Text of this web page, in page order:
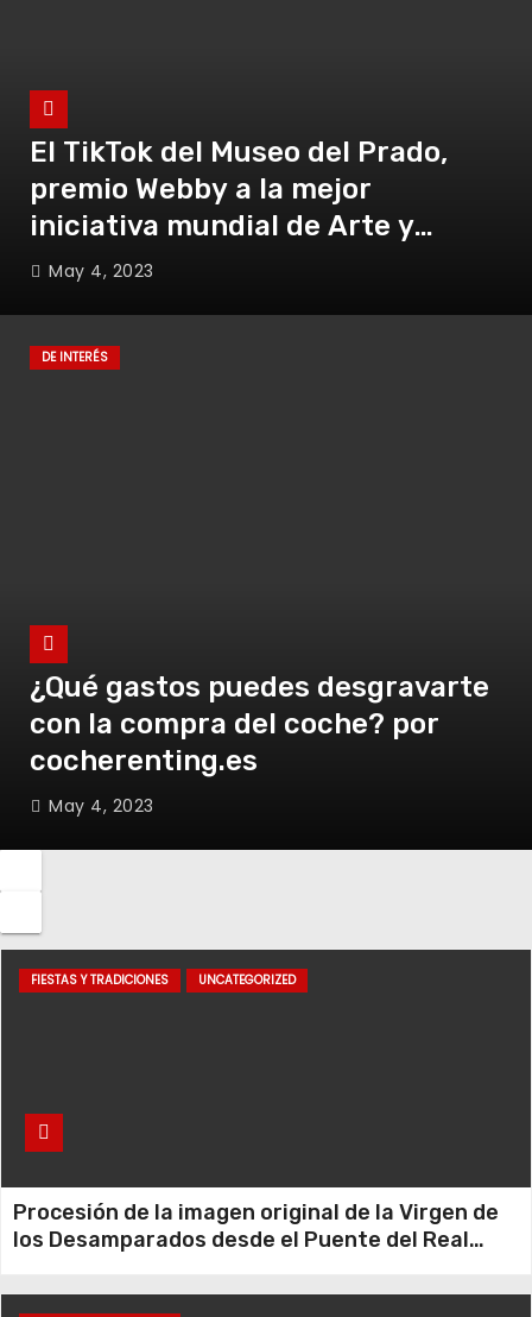
El TikTok del Museo del Prado,
premio Webby a la mejor
iniciativa mundial de Arte y
Cultura
May 4, 2023
DE INTERÉS
¿Qué gastos puedes desgravarte
con la compra del coche? por
cocherenting.es
May 4, 2023
FIESTAS Y TRADICIONES UNCATEGORIZED
Procesión de la imagen original de la Virgen de
los Desamparados desde el Puente del Real